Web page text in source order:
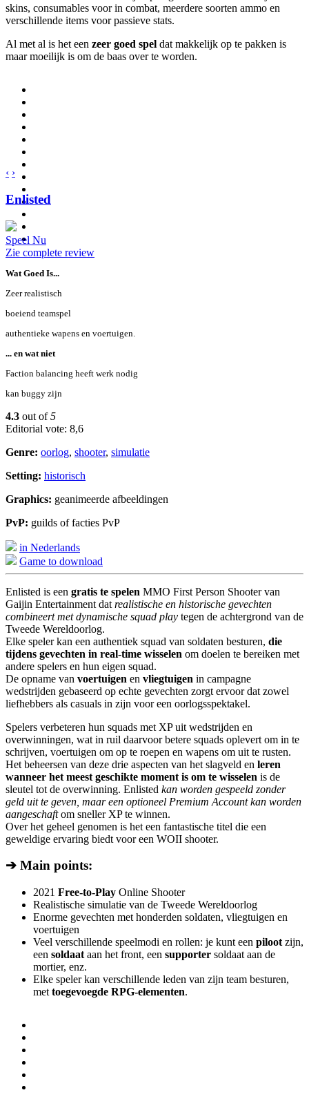
skins, consumables voor in combat, meerdere soorten ammo en
verschillende items voor passieve stats.
Al met al is het een zeer goed spel dat makkelijk op te pakken is
maar moeilijk is om de baas over te worden.
‹ ›
Enlisted
Speel Nu
Zie complete review
Wat Goed Is...
Zeer realistisch
boeiend teamspel
authentieke wapens en voertuigen.
... en wat niet
Faction balancing heeft werk nodig
kan buggy zijn
4.3 out of5
Editorial vote: 8,6
Genre: oorlog, shooter, simulatie
Setting: historisch
Graphics: geanimeerde afbeeldingen
PvP: guilds of facties PvP
in Nederlands
Game to download
Enlisted is een gratis te spelen MMO First Person Shooter van
Gaijin Entertainment dat realistische en historische gevechten
combineert met dynamische squad play tegen de achtergrond van de
Tweede Wereldoorlog.
Elke speler kan een authentiek squad van soldaten besturen, die
tijdens gevechten in real-time wisselen om doelen te bereiken met
andere spelers en hun eigen squad.
De opname van voertuigen en vliegtuigen in campagne
wedstrijden gebaseerd op echte gevechten zorgt ervoor dat zowel
liefhebbers als casuals in zijn voor een oorlogsspektakel.
Spelers verbeteren hun squads met XP uit wedstrijden en
overwinningen, wat in ruil daarvoor betere squads oplevert om in te
schrijven, voertuigen om op te roepen en wapens om uit te rusten.
Het beheersen van deze drie aspecten van het slagveld en leren
wanneer het meest geschikte moment is om te wisselen is de
sleutel tot de overwinning. Enlisted kan worden gespeeld zonder
geld uit te geven, maar een optioneel Premium Account kan worden
aangeschaftom sneller XP te winnen.
Over het geheel genomen is het een fantastische titel die een
geweldige ervaring biedt voor een WOII shooter.
➔ Main points:
2021 Free-to-Play Online Shooter
Realistische simulatie van de Tweede Wereldoorlog
Enorme gevechten met honderden soldaten, vliegtuigen en
voertuigen
Veel verschillende speelmodi en rollen: je kunt een piloot zijn,
een soldaat aan het front, een supporter soldaat aan de
mortier, enz.
Elke speler kan verschillende leden van zijn team besturen,
met toegevoegde RPG-elementen.